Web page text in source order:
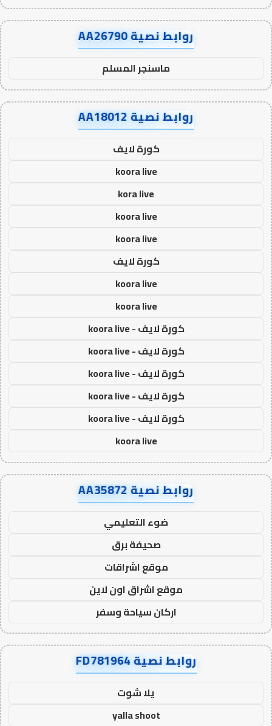
روابط نصية AA26790
ماسنجر المسلم
روابط نصية AA18012
كورة لايف
koora live
kora live
koora live
koora live
كورة لايف
koora live
koora live
كورة لايف - koora live
كورة لايف - koora live
كورة لايف - koora live
كورة لايف - koora live
كورة لايف - koora live
koora live
روابط نصية AA35872
ضوء التعليمي
صحيفة برق
موقع اشراقات
موقع اشراق اون لاين
اركان سياحة وسفر
روابط نصية FD781964
يلا شوت
yalla shoot